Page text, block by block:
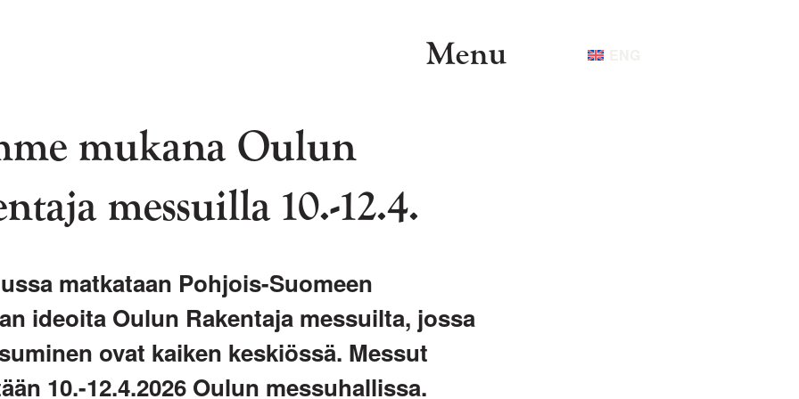
Menu
mukana Oulun
messuilla 10.-12.4.
matkataan Pohjois-Suomeen
ideoita Oulun Rakentaja messuilta, jossa
ovat kaiken keskiössä. Messut
10.-12.4.2026 Oulun messuhallissa.